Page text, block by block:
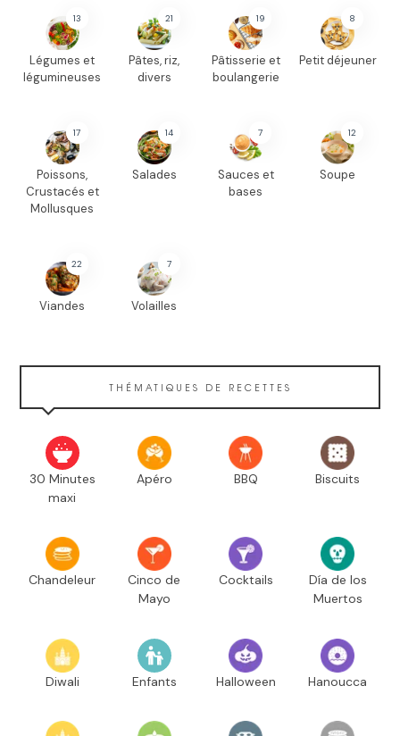
13
Légumes et
légumineuses
21
Pâtes, riz,
divers
19
Pâtisserie et
boulangerie
8
Petit déjeuner
17
Poissons,
Crustacés et
Mollusques
14
Salades
7
Sauces et
bases
12
Soupe
22
Viandes
7
Volailles
THÉMATIQUES DE RECETTES
30 Minutes
maxi
Apéro BBQ Biscuits
Chandeleur
Cinco de
Mayo
Cocktails
Día de los
Muertos
Diwali Enfants Halloween Hanoucca